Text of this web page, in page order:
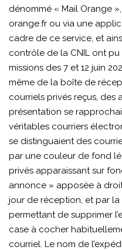
dénommé « Mail Orange
orange.fr ou via une
cadre de ce service, et
contrôle de la CNIL ont
missions des 7 et 12 juin
même de la boîte de
courriels privés reçus,
présentation se
véritables courriers
se distinguaient des
par une couleur de fond
privés apparaissant sur
annonce » apposée à
jour de réception, et par la
permettant de supprimer
case à cocher
courriel. Le nom de